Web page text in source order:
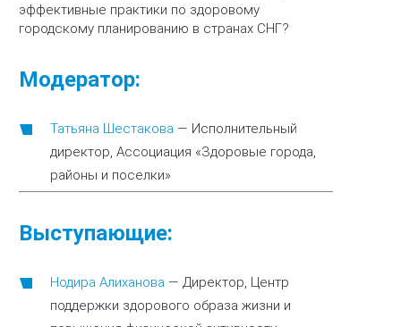
эффективные практики по здоровому
городскому планированию в странах СНГ?
Модератор:
Татьяна Шестакова — Исполнительный
директор, Ассоциация «Здоровые города,
районы и поселки»
Выступающие:
Нодира Алиханова — Директор, Центр
поддержки здорового образа жизни и